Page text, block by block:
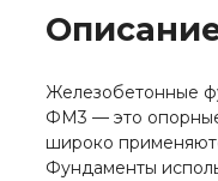
Железобетонные
ФМ3 — это
широко
Фундаменты